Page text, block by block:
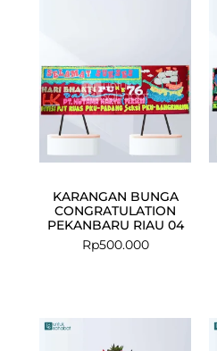
KARANGAN BUNGA
CONGRATULATION
PEKANBARU RIAU 04
Rp500.000